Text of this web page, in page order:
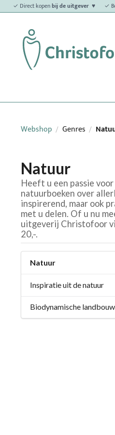
✓ Direct kopenbij de uitgever ♥ ✓
Webshop / Genres /
Natuur
Heeft u een passie
natuurboeken over
inspirerend, maar ook
met u delen. Of u nu
uitgeverij Christofoor
20,-.
Natuur
Inspiratie uit de natuur
Biodynamische landbouw